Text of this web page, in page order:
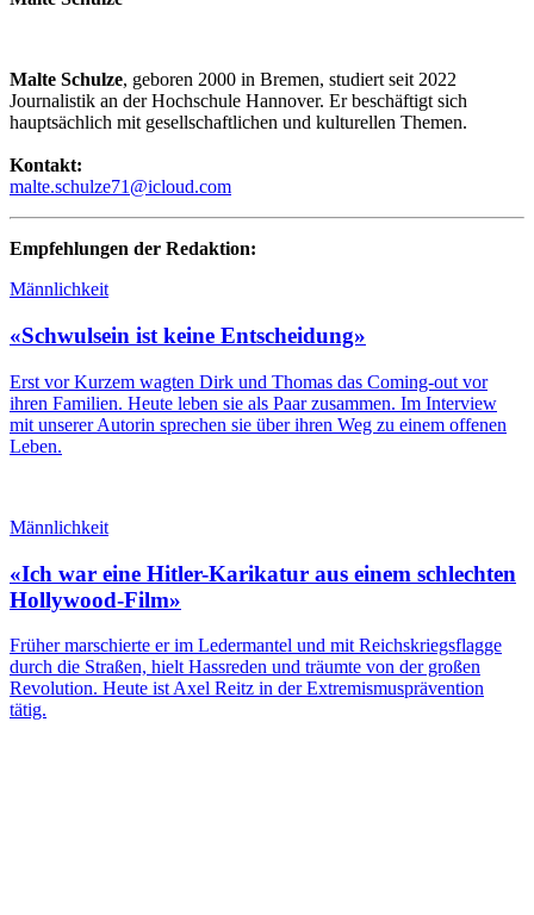
Malte Schulze, geboren 2000 in Bremen, studiert seit 2022
Journalistik an der Hochschule Hannover. Er beschäftigt sich
hauptsächlich mit gesellschaftlichen und kulturellen Themen.
Kontakt:
malte.schulze71@icloud.com
Empfehlungen der Redaktion:
Männlichkeit
«Schwulsein ist keine Entscheidung»
Erst vor Kurzem wagten Dirk und Thomas das Coming-out vor
ihren Familien. Heute leben sie als Paar zusammen. Im Interview
mit unserer Autorin sprechen sie über ihren Weg zu einem offenen
Leben.
Männlichkeit
«Ich war eine Hitler-Karikatur aus einem schlechten
Hollywood-Film»
Früher marschierte er im Ledermantel und mit Reichskriegsflagge
durch die Straßen, hielt Hassreden und träumte von der großen
Revolution. Heute ist Axel Reitz in der Extremismusprävention
tätig.